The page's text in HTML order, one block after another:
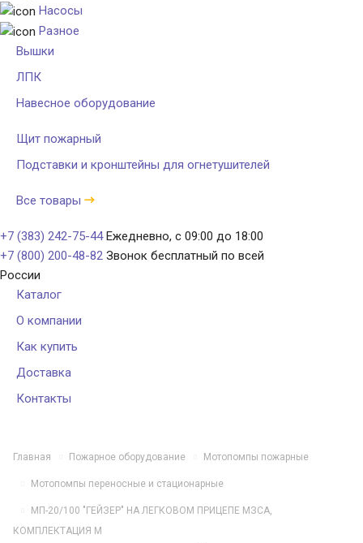
Насосы
Разное
Вышки
ЛПК
Навесное оборудование
Щит пожарный
Подставки и кронштейны для огнетушителей
Все товары
+7 (383) 242-75-44 Ежедневно, с 09:00 до 18:00
+7 (800) 200-48-82 Звонок бесплатный по всей
России
Каталог
О компании
Как купить
Доставка
Контакты
Главная Пожарное оборудование Мотопомпы пожарные
Мотопомпы переносные и стационарные
МП-20/100 "ГЕЙЗЕР" НА ЛЕГКОВОМ ПРИЦЕПЕ МЗСА,
КОМПЛЕКТАЦИЯ М